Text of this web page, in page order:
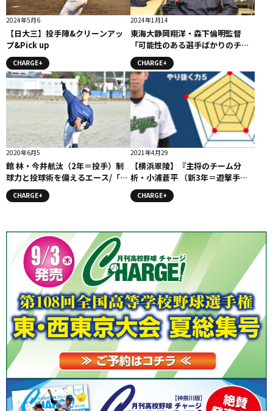
2024年5月6
【日大三】投手陣&クリーンアッ
プ&Pick up
CHARGE+
2024年1月14
東海大静岡翔洋・森下倫明監督
「可能性のある選手ばかりのチー
ムです」
CHARGE+
2020年6月5
館 林・今井航汰（2年＝投手）制
球力と投球術を備えるエース/「文
武両道モデル」コラム
CHARGE+
2021年4月29
【横浜翠陵】『主将のチーム分
析・小浦蒼平 （新3年＝遊撃手）
主将』コラム #横浜翠陵
CHARGE+